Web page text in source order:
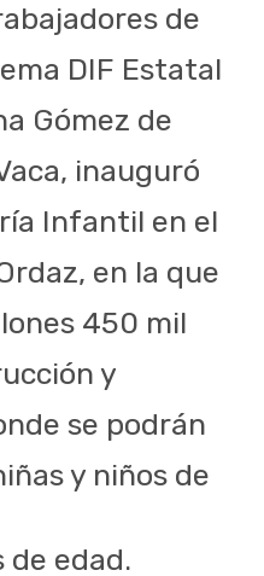
de
DIF Estatal
Gómez de
inauguró
Infantil en el
en la que
450 mil
y
se podrán
y niños de
de edad.